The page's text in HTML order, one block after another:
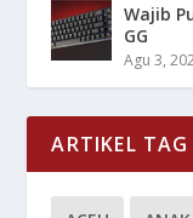
Wajib
GG
Agu 3,
ARTIKEL TAG